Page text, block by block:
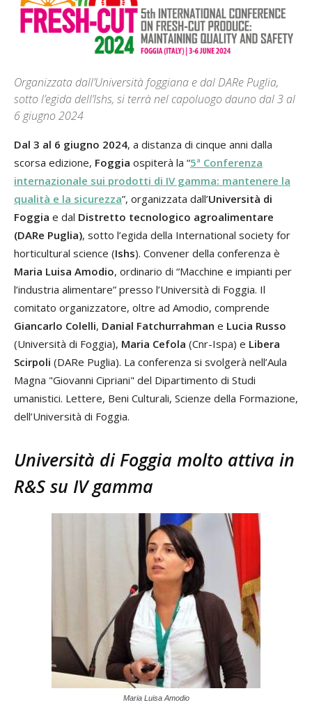
Organizzata dall’Università foggiana e dal DARe Puglia,
sotto l’egida dell’Ishs, si terrà nel capoluogo dauno dal 3 al
6 giugno 2024
Dal 3 al 6 giugno 2024, a distanza di cinque anni dalla
scorsa edizione, Foggia ospiterà la “5ª Conferenza
internazionale sui prodotti di IV gamma: mantenere la
qualità e la sicurezza”, organizzata dall’Università di
Foggia e dal Distretto tecnologico agroalimentare
(DARe Puglia), sotto l’egida della International society for
horticultural science (Ishs). Convener della conferenza è
Maria Luisa Amodio, ordinario di “Macchine e impianti per
l’industria alimentare” presso l’Università di Foggia. Il
comitato organizzatore, oltre ad Amodio, comprende
Giancarlo Colelli, Danial Fatchurrahman e Lucia Russo
(Università di Foggia), Maria Cefola (Cnr-Ispa) e Libera
Scirpoli (DARe Puglia). La conferenza si svolgerà nell’Aula
Magna "Giovanni Cipriani" del Dipartimento di Studi
umanistici. Lettere, Beni Culturali, Scienze della Formazione,
dell’Università di Foggia.
Università di Foggia molto attiva in
R&S su IV gamma
Maria Luisa Amodio